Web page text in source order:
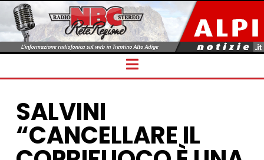
Navigation
SALVINI
“CANCELLARE IL